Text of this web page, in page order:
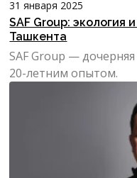
31 января 2025
SAF Group: экология
Ташкента
SAF Group —
20-летним опытом.